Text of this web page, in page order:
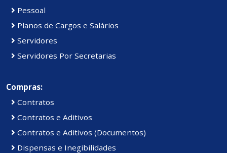
Pessoal
Planos de Cargos e Salários
Servidores
Servidores Por Secretarias
Compras:
Contratos
Contratos e Aditivos
Contratos e Aditivos (Documentos)
Dispensas e Inegibilidades